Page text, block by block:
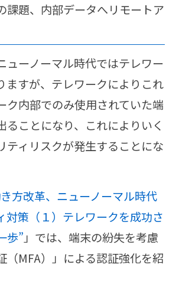
課題、内部データへリモートア
ューノーマル時代ではテレワー
ますが、テレワークによりこれ
ク内部でのみ使用されていた端
ることになり、これによりいく
ティリスクが発生することにな
方改革、ニューノーマル時代
対策（１）テレワークを成功さ
歩”」では、端末の紛失を考慮
（MFA）」による認証強化を紹